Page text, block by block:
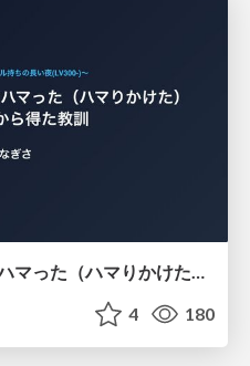
AWS ネットワーク構築でハマった（ハマりかけた） 5選とそこから得た教訓
4 180